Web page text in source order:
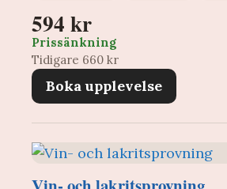
594 kr
Prissänkning
Tidigare 660 kr
Boka upplevelse